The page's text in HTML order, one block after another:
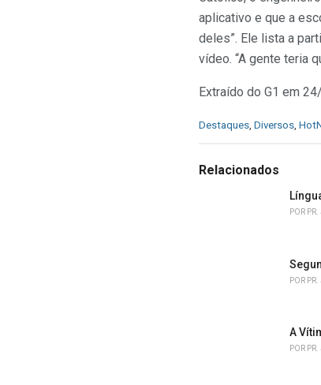
aplicativo e que a
deles”. Ele lista a
vídeo. “A gente teria
Extraído do G1 em
C
e
Destaques Diversos
Relacionados
POR
POR
A
POR